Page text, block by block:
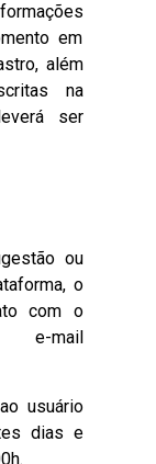
em
além
na
ser
ou
o
com o
mail
usuário
dias e